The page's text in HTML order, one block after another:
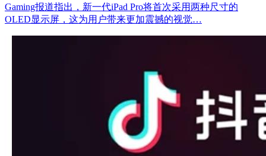
Gaming报道指出，新一代iPad Pro将首次采用两种尺寸的
OLED显示屏，这为用户带来更加震撼的视觉…